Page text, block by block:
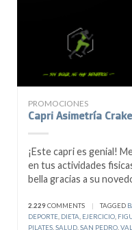
PROMOCIONES
Capri Asimetría
¡Este capri es genial!
en tus actividades
bella gracias a su
2.229COMMENTS | TAGGED
DEPORTE DIETA EJERCICIO
PILATES SALUD SAN PEDRO